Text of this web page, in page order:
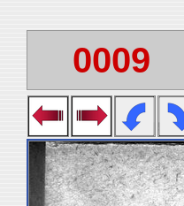
0009